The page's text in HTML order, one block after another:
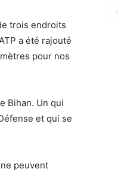
trois endroits
a été rajouté
pour nos
Bihan. Un qui
et qui se
peuvent